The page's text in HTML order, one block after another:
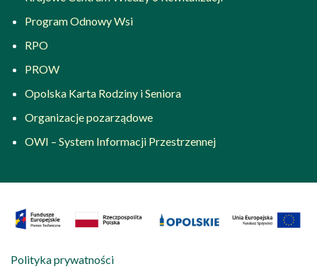
Program Odnowy Wsi
RPO
PROW
Opolska Karta Rodziny i Seniora
Organizacje pozarządowe
OWI – System Informacji Przestrzennej
Polityka prywatności